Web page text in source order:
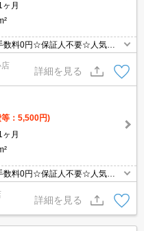
ヶ月
数料0円☆保証人不要☆人気の
店
詳細を見る
：5,500円)
ヶ月
数料0円☆保証人不要☆人気の
詳細を見る